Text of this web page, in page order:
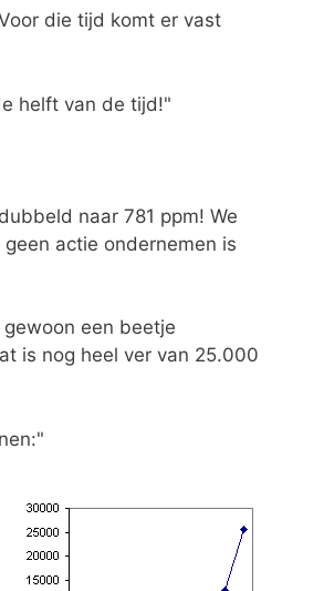
die tijd komt er vast
helft van de tijd!"
naar 781 ppm! We
actie ondernemen is
een beetje
is nog heel ver van 25.000